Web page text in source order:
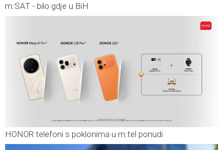
m:SAT - bilo gdje u BiH
HONOR telefoni s poklonima u m:tel ponudi